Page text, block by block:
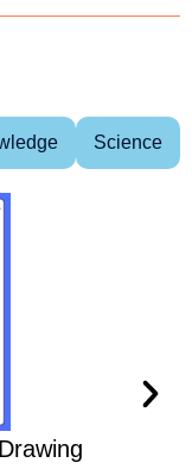
Science